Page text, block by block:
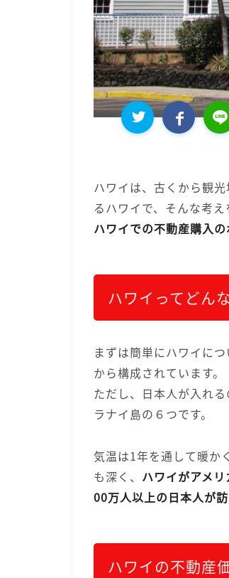
ハワイは、古くから観
るハワイで、そんな考
ハワイでの不動産購入
ハワイってどん
まずは簡単にハワイに
から構成されています。
ただし、日本人が入れ
ラナイ島の６つです。
気温は1年を通して暖か
も深く、 ハワイがアメ
00万人以上の日本人が訪
ハワイの不動産